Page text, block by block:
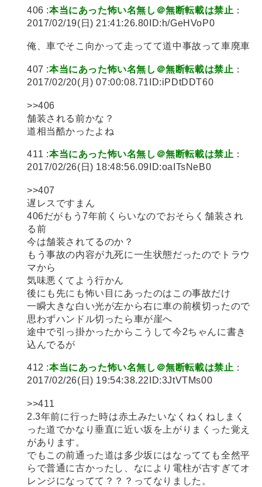
406 :本当にあった怖い名無し＠無断転載は禁止 ：
2017/02/19(日) 21:41:26.80ID:h/GeHVoP0
俺、車でそこ向かって走ってて道中事故って車廃車
407 :本当にあった怖い名無し＠無断転載は禁止 ：
2017/02/20(月) 07:00:08.71ID:iPDtDDT60
>>406
舗装される前かな？
道相当酷かったよね
411 :本当にあった怖い名無し＠無断転載は禁止 ：
2017/02/26(日) 18:48:56.09ID:oaITsNeB0
>>407
遅レスですまん
406だがもう7年前くらいなのでおそらく舗装され
る前
今は舗装されてるのか？
もう事故の内容が九死に一生状態だったのでトラウ
マから
気味悪くてよう行かん
後にも先にも怖い目にあったのはこの事故だけ
一瞬大きな白い光が左から右に車の前横切ったので
思わずハンドル切ったら車が崖へ
途中で引っ掛かったからこうして今2ちゃんに書き
込んでるが
412 :本当にあった怖い名無し＠無断転載は禁止 ：
2017/02/26(日) 19:54:38.22ID:3JtVTMs00
>>411
2.3年前に行った時は赤土みたいなくねくねしまく
った道でかなり垂直に近い坂を上がりまくった覚え
があります。
でもこの前通った道は多少坂にはなってても全然平
らで普通に古かったし、なにより電柱が古すぎてオ
レンジになってて？？？ってなりました。